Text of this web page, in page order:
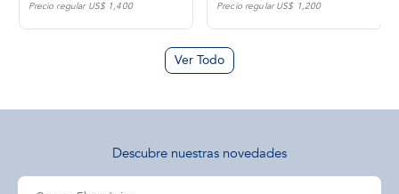
Precio regular US$ 1,400 Precio regular US$ 1,200
Ver Todo
Descubre nuestras novedades